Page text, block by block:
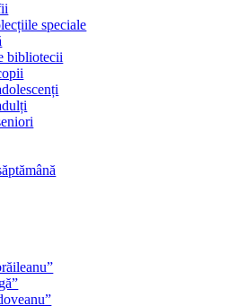
speciale
bibliotecii